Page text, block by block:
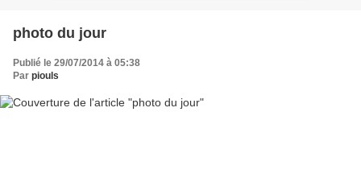
photo du jour
Publié le 29/07/2014 à 05:38
Par piouls